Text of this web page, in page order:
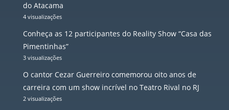
do Atacama
4 visualizações
Conheça as 12 participantes do Reality Show “Casa das
Pimentinhas”
3 visualizações
O cantor Cezar Guerreiro comemorou oito anos de
carreira com um show incrível no Teatro Rival no RJ
2 visualizações